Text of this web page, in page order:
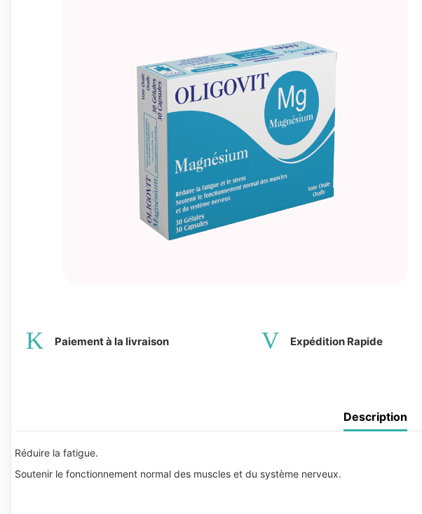
Paiement à la livraison Expédition Rapide
Description
Réduire la fatigue.
Soutenir le fonctionnement normal des muscles et du système nerveux.